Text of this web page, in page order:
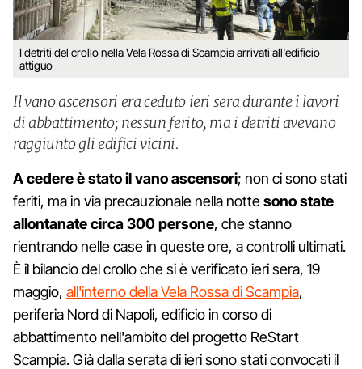
I detriti del crollo nella Vela Rossa di Scampia arrivati all'edificio
attiguo
Il vano ascensori era ceduto ieri sera durante i lavori
di abbattimento; nessun ferito, ma i detriti avevano
raggiunto gli edifici vicini.
A cedere è stato il vano ascensori; non ci sono stati
feriti, ma in via precauzionale nella nottesono state
allontanate circa 300 persone, che stanno
rientrando nelle case in queste ore, a controlli ultimati.
È il bilancio del crollo che si è verificato ieri sera, 19
maggio, all'interno della Vela Rossa di Scampia,
periferia Nord di Napoli, edificio in corso di
abbattimento nell'ambito del progetto ReStart
Scampia. Già dalla serata di ieri sono stati convocati il